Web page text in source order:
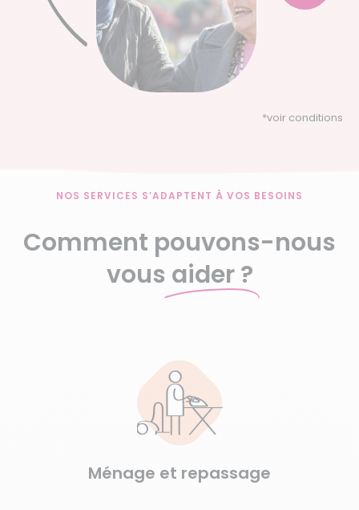
*voir conditions
NOS SERVICES S’ADAPTENT À VOS BESOINS
Comment pouvons-nous
vous aider ?
Ménage et repassage